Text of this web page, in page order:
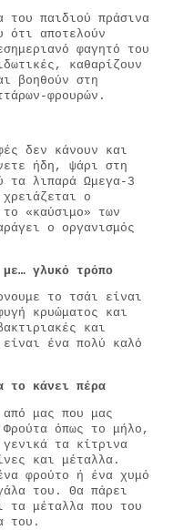
του παιδιού πράσινα
ότι αποτελούν
φαγητό του
καθαρίζουν
βοηθούν στη
φρουρών.
δεν κάνουν και
ήδη, ψάρι στη
τα λιπαρά Ωμεγα-3
ο
«καύσιμο» των
ο οργανισμός
γλυκό τρόπο
το τσάι είναι
κρυώματος και
και
είναι ένα πολύ καλό
το κάνει πέρα
από μας που μας
όπως το μήλο,
τα κίτρινα
και μέταλλα.
φρούτο ή ένα χυμό
του. Θα πάρει
τα μέταλλα που του
του.